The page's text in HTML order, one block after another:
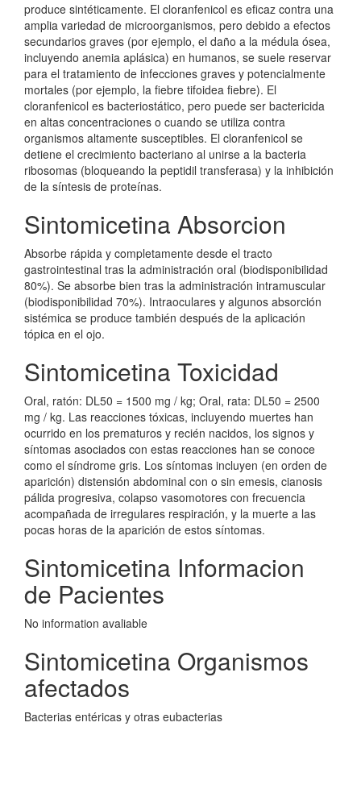
produce sintéticamente. El cloranfenicol es eficaz contra una
amplia variedad de microorganismos, pero debido a efectos
secundarios graves (por ejemplo, el daño a la médula ósea,
incluyendo anemia aplásica) en humanos, se suele reservar
para el tratamiento de infecciones graves y potencialmente
mortales (por ejemplo, la fiebre tifoidea fiebre). El
cloranfenicol es bacteriostático, pero puede ser bactericida
en altas concentraciones o cuando se utiliza contra
organismos altamente susceptibles. El cloranfenicol se
detiene el crecimiento bacteriano al unirse a la bacteria
ribosomas (bloqueando la peptidil transferasa) y la inhibición
de la síntesis de proteínas.
Sintomicetina Absorcion
Absorbe rápida y completamente desde el tracto
gastrointestinal tras la administración oral (biodisponibilidad
80%). Se absorbe bien tras la administración intramuscular
(biodisponibilidad 70%). Intraoculares y algunos absorción
sistémica se produce también después de la aplicación
tópica en el ojo.
Sintomicetina Toxicidad
Oral, ratón: DL50 = 1500 mg / kg; Oral, rata: DL50 = 2500
mg / kg. Las reacciones tóxicas, incluyendo muertes han
ocurrido en los prematuros y recién nacidos, los signos y
síntomas asociados con estas reacciones han se conoce
como el síndrome gris. Los síntomas incluyen (en orden de
aparición) distensión abdominal con o sin emesis, cianosis
pálida progresiva, colapso vasomotores con frecuencia
acompañada de irregulares respiración, y la muerte a las
pocas horas de la aparición de estos síntomas.
Sintomicetina Informacion
de Pacientes
No information avaliable
Sintomicetina Organismos
afectados
Bacterias entéricas y otras eubacterias